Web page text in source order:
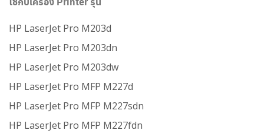
HP LaserJet Pro M203d
HP LaserJet Pro M203dn
HP LaserJet Pro M203dw
HP LaserJet Pro MFP M227d
HP LaserJet Pro MFP M227sdn
HP LaserJet Pro MFP M227fdn